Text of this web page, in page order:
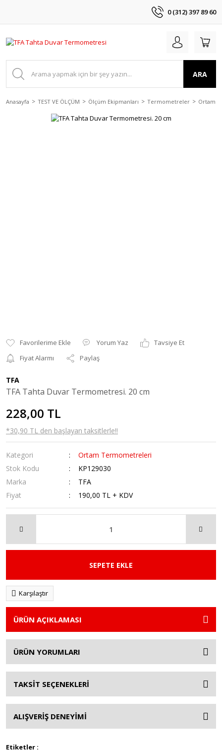
0 (312) 397 89 60
ARA
Anasayfa TEST VE ÖLÇÜM Ölçüm Ekipmanları Termometreler Ortam
Yorum Yaz
Tavsiye Et
Fiyat Alarmı
Paylaş
TFA
TFA Tahta Duvar Termometresi. 20 cm
228,00 TL
*30,90 TL den başlayan taksitlerle!!
Kategori
Ortam Termometreleri
Stok Kodu
KP129030
Marka
TFA
Fiyat
190,00 TL + KDV
SEPETE EKLE
Karşılaştır
ÜRÜN AÇIKLAMASI
ÜRÜN YORUMLARI
TAKSİT SEÇENEKLERİ
ALIŞVERİŞ DENEYİMİ
Etiketler :